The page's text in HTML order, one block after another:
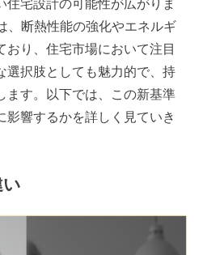
、断熱性能の強化やエネルギ
おり、住宅市場において注目
選択肢としても魅力的で、持
ます。以下では、この新基準
影響するかを詳しく見ていき